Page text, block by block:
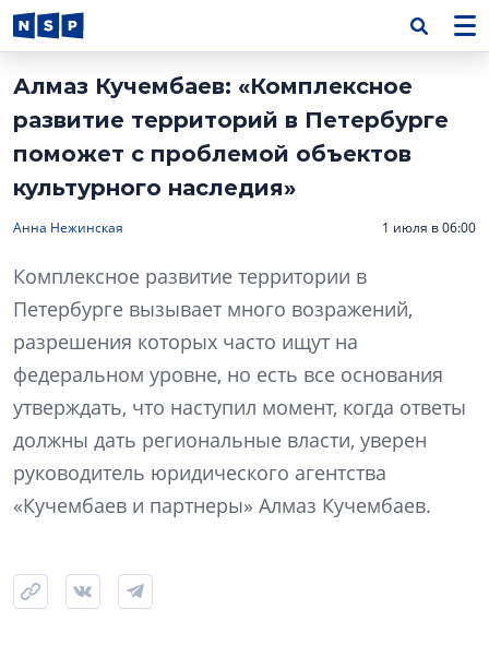
Алмаз Кучембаев: «Комплексное
развитие территорий в Петербурге
поможет с проблемой объектов
культурного наследия»
Анна Нежинская 1 июля в 06:00
Комплексное развитие территории в
Петербурге вызывает много возражений,
разрешения которых часто ищут на
федеральном уровне, но есть все основания
утверждать, что наступил момент, когда ответы
должны дать региональные власти, уверен
руководитель юридического агентства
«Кучембаев и партнеры» Алмаз Кучембаев.